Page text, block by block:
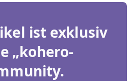
ist exklusiv
„kohero-